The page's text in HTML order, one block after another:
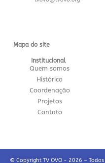
Mapa do site
Institucional
Quem somos
Histórico
Coordenação
Projetos
Contato
© Copyright TV OVO - 2026 –